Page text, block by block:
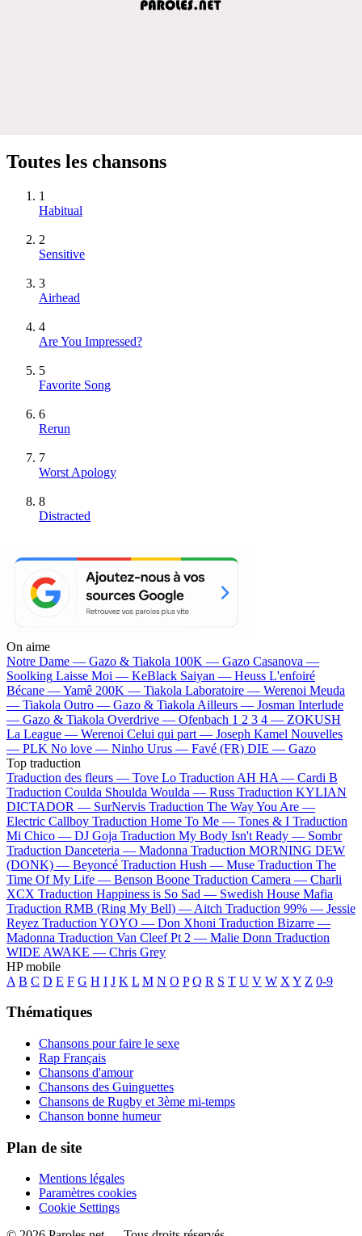
Toutes les chansons
1
Habitual
2
Sensitive
3
Airhead
4
Are You Impressed?
5
Favorite Song
6
Rerun
7
Worst Apology
8
Distracted
On aime
Notre Dame — Gazo & Tiakola 100K — Gazo Casanova —
Soolking Laisse Moi — KeBlack Saiyan — Heuss L'enfoiré
Bécane —Yamê 200K — Tiakola Laboratoire — Werenoi Meuda
— Tiakola Outro — Gazo & Tiakola Ailleurs — Josman Interlude
— Gazo & Tiakola Overdrive — Ofenbach 1 2 3 4 — ZOKUSH
La League — Werenoi Celui qui part — Joseph Kamel Nouvelles
— PLK No love — Ninho Urus — Favé (FR) DIE — Gazo
Top traduction
Traduction des fleurs — Tove Lo Traduction AH HA — Cardi B
Traduction Coulda Shoulda Woulda — Russ Traduction KYLIAN
DICTADOR — SurNervis Traduction The Way You Are —
Electric Callboy Traduction Home To Me — Tones & I Traduction
Mi Chico — DJ Goja Traduction My Body Isn't Ready — Sombr
Traduction Danceteria — Madonna Traduction MORNING DEW
(DONK) — Beyoncé Traduction Hush — Muse Traduction The
Time Of My Life — Benson Boone Traduction Camera — Charli
XCX Traduction Happiness is So Sad — Swedish House Mafia
Traduction RMB (Ring My Bell) — Aitch Traduction 99% — Jessie
Reyez Traduction YOYO — Don Xhoni Traduction Bizarre —
Madonna Traduction Van Cleef Pt 2 — Malie Donn Traduction
WIDE AWAKE — Chris Grey
HP mobile
A B C D E F G H I J K L M N O P Q R S T U V W X Y Z 0-9
Thématiques
Chansons pour faire le sexe
Rap Français
Chansons d'amour
Chansons des Guinguettes
Chansons de Rugby et 3ème mi-temps
Chanson bonne humeur
Plan de site
Mentions légales
Paramètres cookies
Cookie Settings